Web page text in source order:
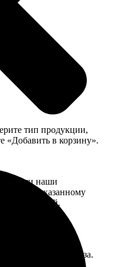
тип продукции,
«Добавить в корзину».
печати наши
Вами по указанному
деталей.
с описанием заказа.